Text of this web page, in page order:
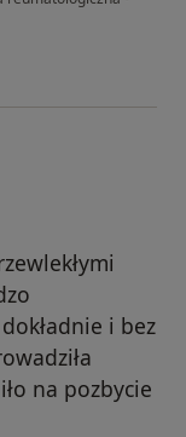
i bez
na pozbycie